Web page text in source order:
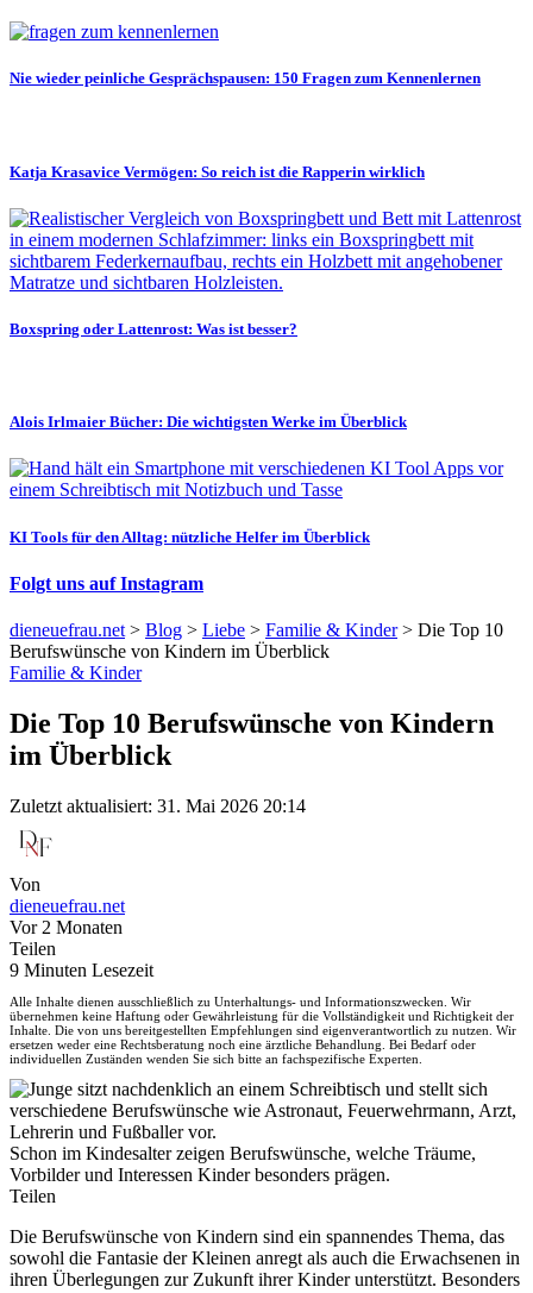
Nie wieder peinliche Gesprächspausen: 150 Fragen zum Kennenlernen
Katja Krasavice Vermögen: So reich ist die Rapperin wirklich
Boxspring oder Lattenrost: Was ist besser?
Alois Irlmaier Bücher: Die wichtigsten Werke im Überblick
KI Tools für den Alltag: nützliche Helfer im Überblick
Folgt uns auf Instagram
dieneuefrau.net > Blog > Liebe > Familie & Kinder> Die Top 10
Berufswünsche von Kindern im Überblick
Familie & Kinder
Die Top 10 Berufswünsche von Kindern
im Überblick
Zuletzt aktualisiert: 31. Mai 2026 20:14
Von
dieneuefrau.net
Vor 2 Monaten
Teilen
9 Minuten Lesezeit
Alle Inhalte dienen ausschließlich zu Unterhaltungs- und Informationszwecken. Wir
übernehmen keine Haftung oder Gewährleistung für die Vollständigkeit und Richtigkeit der
Inhalte. Die von uns bereitgestellten Empfehlungen sind eigenverantwortlich zu nutzen. Wir
ersetzen weder eine Rechtsberatung noch eine ärztliche Behandlung. Bei Bedarf oder
individuellen Zuständen wenden Sie sich bitte an fachspezifische Experten.
Schon im Kindesalter zeigen Berufswünsche, welche Träume,
Vorbilder und Interessen Kinder besonders prägen.
Teilen
Die Berufswünsche von Kindern sind ein spannendes Thema, das
sowohl die Fantasie der Kleinen anregt als auch die Erwachsenen in
ihren Überlegungen zur Zukunft ihrer Kinder unterstützt. Besonders